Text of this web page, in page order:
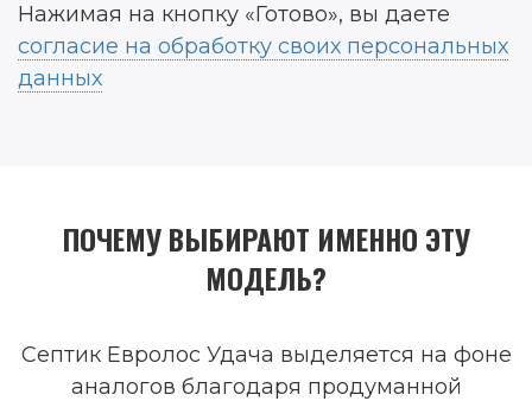
Нажимая на кнопку «Готово», вы даете
согласие на обработку своих персональных
данных
ПОЧЕМУ ВЫБИРАЮТ ИМЕННО ЭТУ
МОДЕЛЬ?
Септик Евролос Удача выделяется на фоне
аналогов благодаря продуманной